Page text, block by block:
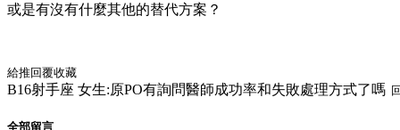
或是有沒有什麼其他的替代方案？
給推回覆收藏
B16射手座 女生:原PO有詢問醫師成功率和失敗處理方式了嗎
全部留言